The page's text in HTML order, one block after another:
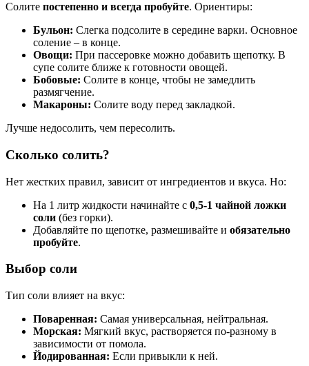
Солите постепенно и всегда пробуйте. Ориентиры:
Бульон: Слегка подсолите в середине варки. Основное
соление – в конце.
Овощи: При пассеровке можно добавить щепотку. В
супе солите ближе к готовности овощей.
Бобовые: Солите в конце, чтобы не замедлить
размягчение.
Макароны: Солите воду перед закладкой.
Лучше недосолить, чем пересолить.
Сколько солить?
Нет жестких правил, зависит от ингредиентов и вкуса. Но:
На 1 литр жидкости начинайте с 0,5-1 чайной ложки
соли (без горки).
Добавляйте по щепотке, размешивайте и обязательно
пробуйте.
Выбор соли
Тип соли влияет на вкус:
Поваренная: Самая универсальная, нейтральная.
Морская: Мягкий вкус, растворяется по-разному в
зависимости от помола.
Йодированная: Если привыкли к ней.